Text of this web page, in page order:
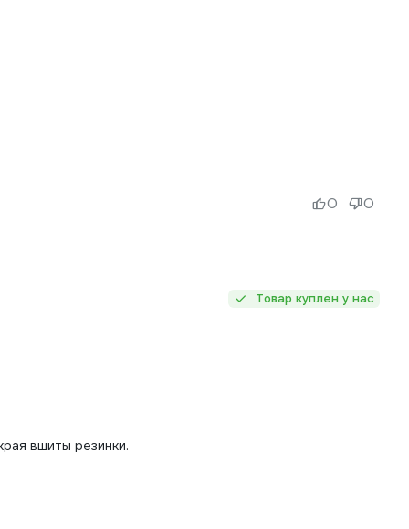
0 0
Товар куплен у нас
вшиты резинки.